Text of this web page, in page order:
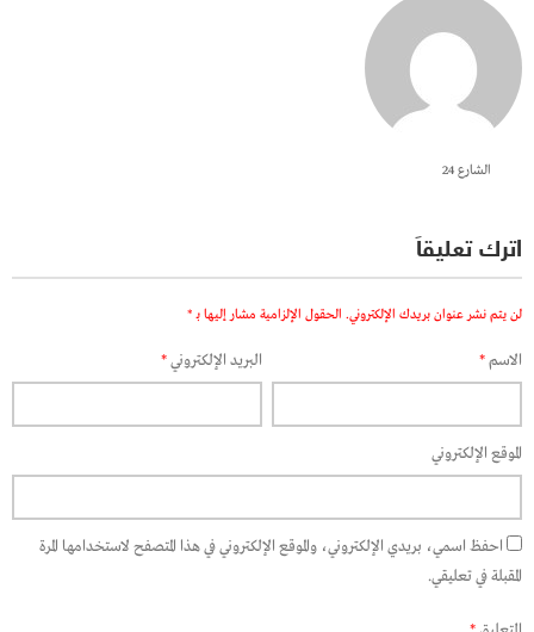
الشارع 24
اترك تعليقاً
لن يتم نشر عنوان بريدك الإلكتروني. الحقول الإلزامية مشار إليها بـ *
الاسم* البريد الإلكتروني*
الموقع الإلكتروني
احفظ اسمي، بريدي الإلكتروني، والموقع الإلكتروني في هذا المتصفح لاستخدامها المرة
المقبلة في تعليقي.